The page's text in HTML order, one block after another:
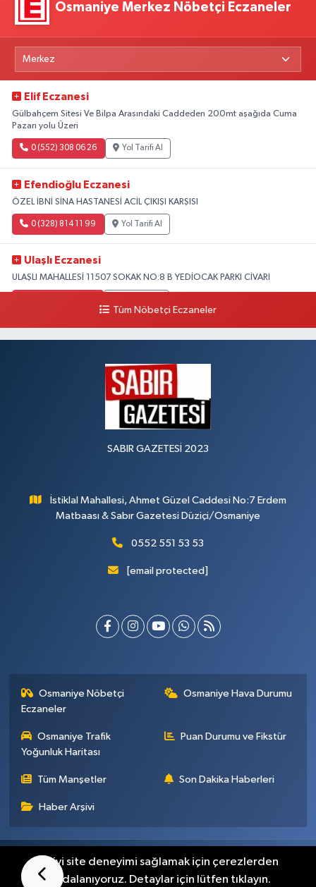
Osmaniye Merkez Nöbetçi Eczaneler
Elif Eczanesi
Gülbahçem Sitesi Ve Bilpa Arasındaki Caddeden 200mt aşağıda Cuma
Pazarı yolu Üzeri
0 (552) 308 06 26 Yol Tarifi Al
Efendioğlu Eczanesi
ÖZEL İBNİ SİNA HASTANESİ ACİL ÇIKIŞI KARŞISI
0 (328) 814 11 99 Yol Tarifi Al
Ulaşlı Eczanesi
ULAŞLI MAHALLESİ 11507 SOKAK NO:8 B YEDİOCAK PARKI CİVARI
Tüm Nöbetçi Eczaneler
SABIR GAZETESİ 2023
İstiklal Mahallesi, Ahmet Güzel Caddesi No:7 Erdem
Matbaası & Sabır Gazetesi Düziçi/Osmaniye
0552 551 53 53
[email protected]
Osmaniye Nöbetçi
Eczaneler
Osmaniye Hava Durumu
Osmaniye Trafik
Yoğunluk Haritası
Puan Durumu ve Fikstür
Tüm Manşetler Son Dakika Haberleri
Haber Arşivi
Künye İletişim Gizlilik Sözleşmesi
En iyi site deneyimi sağlamak için çerezlerden
faydalanıyoruz. Detaylar için lütfen tıklayın.